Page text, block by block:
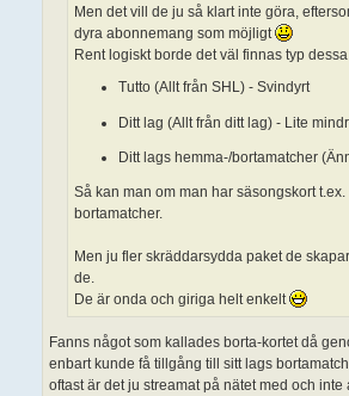
Men det vill de ju så klart inte göra,
dyra abonnemang som möjligt
Rent logiskt borde det väl finnas typ
Tutto (Allt från SHL) - Svindyrt
Ditt lag (Allt från ditt lag) - Lite
Ditt lags hemma-/bortamatcher
Så kan man om man har säsongskort
bortamatcher.
Men ju fler skräddarsydda paket de
de.
De är onda och giriga helt enkelt
Fanns något som kallades borta-kortet då
enbart kunde få tillgång till sitt lags
oftast är det ju streamat på nätet med och